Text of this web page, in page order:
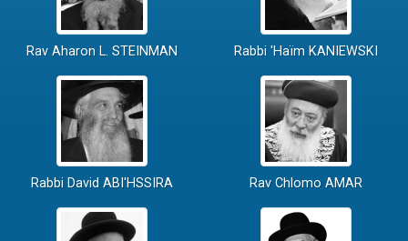
Rav Aharon L. STEINMAN Rabbi 'Haïm KANIEWSKI
Rabbi David ABI'HSSIRA Rav Chlomo AMAR